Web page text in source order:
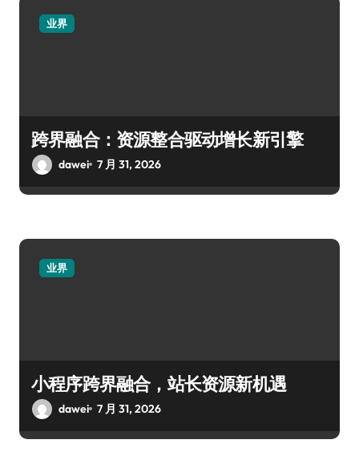
业界
跨界融合：资源整合驱动增长新引擎
dawei 7 月 31, 2026
业界
小程序跨界融合，站长资源新机遇
dawei 7 月 31, 2026